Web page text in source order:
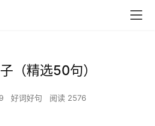
（精选50句）
好词好句 阅读 2576